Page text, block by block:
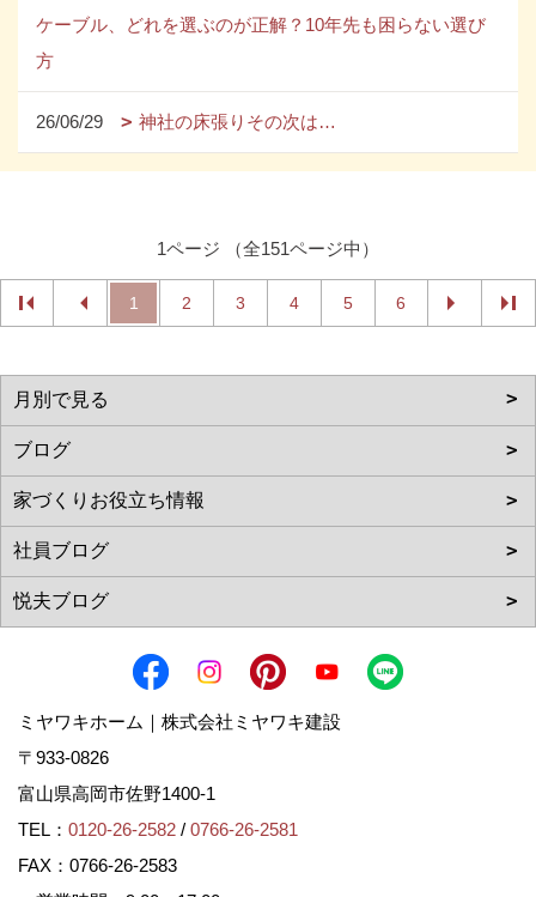
ケーブル、どれを選ぶのが正解？10年先も困らない選び
方
26/06/29 神社の床張りその次は…
1ページ （全151ページ中）
1 2 3 4 5 6
ミヤワキホーム｜株式会社ミヤワキ建設
〒933-0826
富山県高岡市佐野1400-1
TEL： 0120-26-2582 / 0766-26-2581
FAX：0766-26-2583